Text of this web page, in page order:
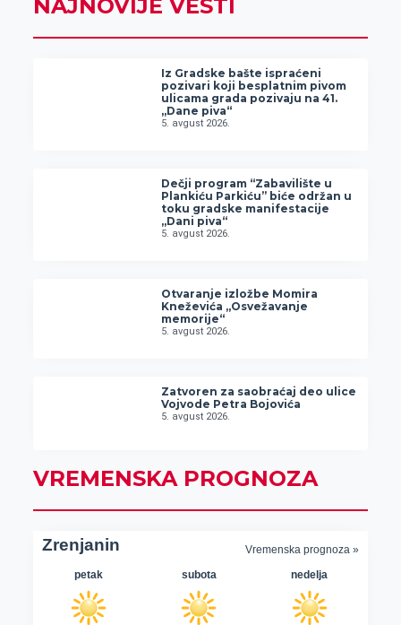
NAJNOVIJE VESTI
Iz Gradske bašte ispraćeni
pozivari koji besplatnim pivom
ulicama grada pozivaju na 41.
„Dane piva“
5. avgust 2026.
Dečji program “Zabavilište u
Plankiću Parkiću” biće održan u
toku gradske manifestacije
„Dani piva“
5. avgust 2026.
Otvaranje izložbe Momira
Kneževića „Osvežavanje
memorije“
5. avgust 2026.
Zatvoren za saobraćaj deo ulice
Vojvode Petra Bojovića
5. avgust 2026.
VREMENSKA PROGNOZA